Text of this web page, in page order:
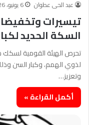
عبد الحى عطوان 6 يونيو، 2026
السكة الحديد
تحرص الهيئة القومية لسكك
لذوي الهمم، وكبار السن
وتعزيز…
أكمل القراءة »